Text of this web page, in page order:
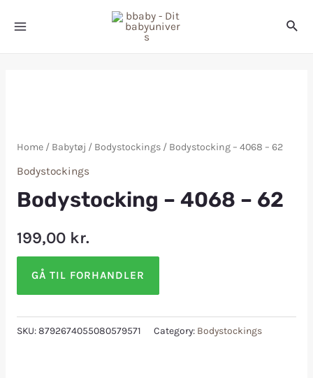
Home/ Babytøj / Bodystockings/ Bodystocking – 4068 – 62
Bodystockings
Bodystocking – 4068 – 62
199,00 kr.
GÅ TIL FORHANDLER
SKU:8792674055080579571 Category: Bodystockings